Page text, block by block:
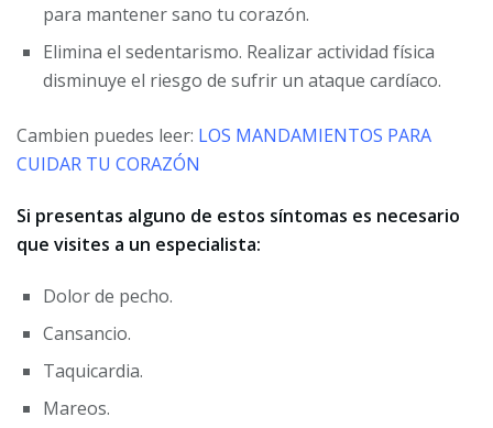
para mantener sano tu corazón.
Elimina el sedentarismo. Realizar actividad física
disminuye el riesgo de sufrir un ataque cardíaco.
Cambien puedes leer: LOS MANDAMIENTOS PARA
CUIDAR TU CORAZÓN
Si presentas alguno de estos síntomas es necesario
que visites a un especialista:
Dolor de pecho.
Cansancio.
Taquicardia.
Mareos.